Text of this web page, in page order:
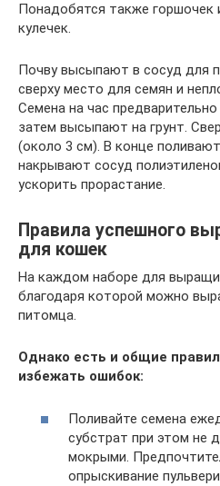
Понадобятся также горшочек
кулечек.
Почву высыпают в сосуд для
сверху место для семян и
Семена на час
затем высыпают на грунт.
(около 3 см). В конце
накрывают сосуд
ускорить прорастание.
Правила успешного
для кошек
На каждом наборе для
благодаря которой можно
питомца.
Однако есть и общие
избежать ошибок:
Поливайте семена
субстрат при этом не
мокрыми.
опрыскивание